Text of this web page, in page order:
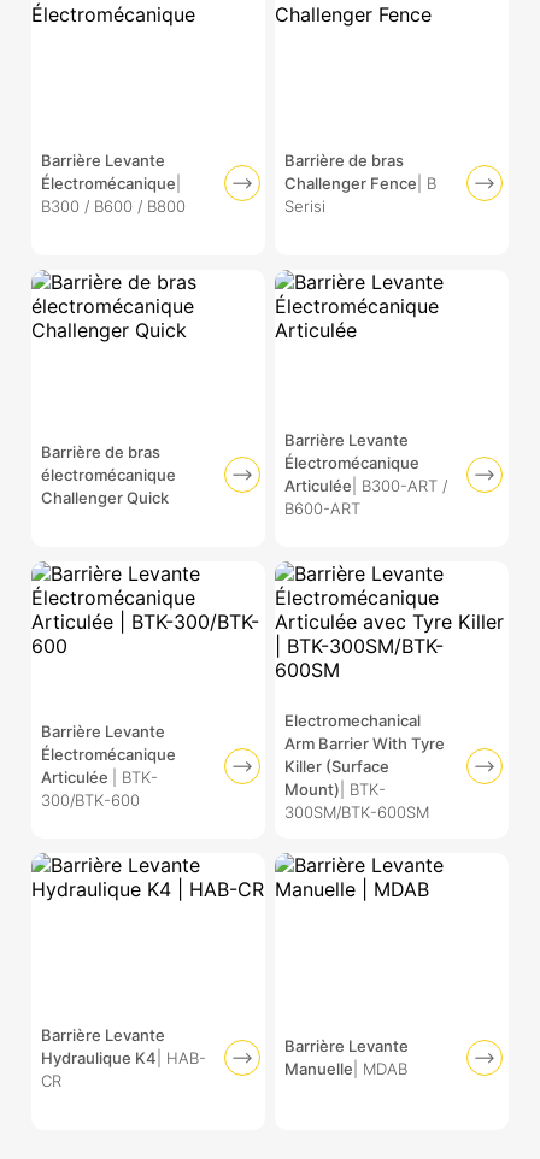
Barrière Levante
Électromécanique
B300 / B600 / B800
Barrière de bras
Challenger Fence | B
Serisi
Barrière de bras
électromécanique
Challenger Quick
Barrière Levante
Électromécanique
Articulée | B300-ART /
B600-ART
Barrière Levante
Électromécanique
Articulée
| BTK-
300/BTK-600
Electromechanical
Arm Barrier With Tyre
Killer (Surface
Mount) | BTK-
300SM/BTK-600SM
Barrière Levante
Hydraulique K4 | HAB-
CR
Barrière Levante
Manuelle | MDAB